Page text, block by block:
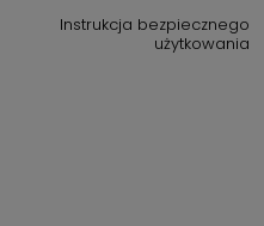
Instrukcja bezpiecznego
użytkowania